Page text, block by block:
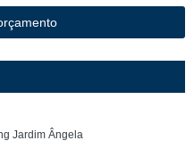
Jardim Ângela